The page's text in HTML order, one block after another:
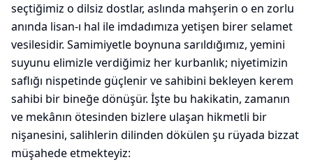
seçtiğimiz o dilsiz dostlar, aslında mahşerin o en zorlu
anında lisan-ı hal ile imdadımıza yetişen birer selamet
vesilesidir. Samimiyetle boynuna sarıldığımız, yemini
suyunu elimizle verdiğimiz her kurbanlık; niyetimizin
saflığı nispetinde güçlenir ve sahibini bekleyen kerem
sahibi bir bineğe dönüşür. İşte bu hakikatin, zamanın
ve mekânın ötesinden bizlere ulaşan hikmetli bir
nişanesini, salihlerin dilinden dökülen şu rüyada bizzat
müşahede etmekteyiz: